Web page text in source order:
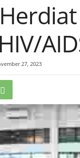
27, 2023